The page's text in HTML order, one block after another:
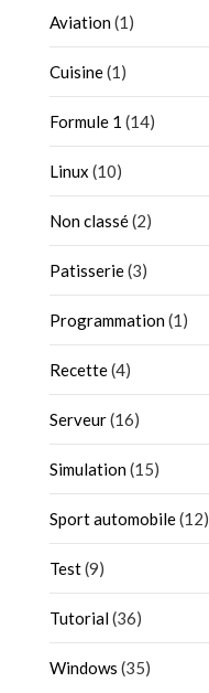
Aviation(1)
Cuisine(1)
Formule 1 (14)
Linux (10)
Non classé(2)
Patisserie(3)
Programmation(1)
Recette(4)
Serveur(16)
Simulation(15)
Sport automobile(12)
Test(9)
Tutorial(36)
Windows (35)